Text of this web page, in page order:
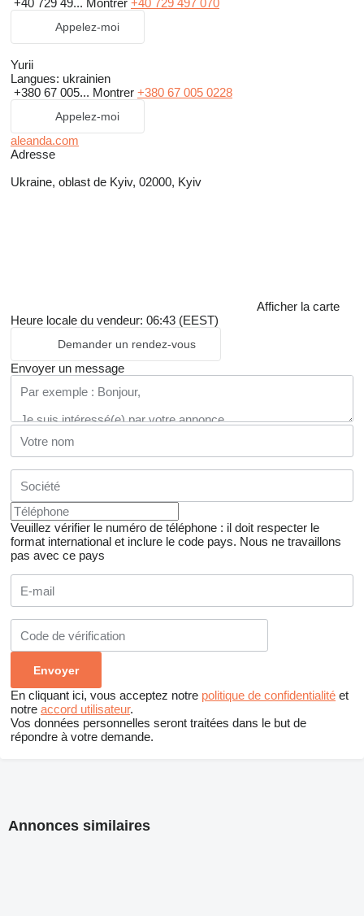
+40 729 49... Montrer +40 729 497 070
Appelez-moi
Yurii
Langues: ukrainien
+380 67 005... Montrer +380 67 005 0228
Appelez-moi
aleanda.com
Adresse
Ukraine, oblast de Kyiv, 02000, Kyiv
Afficher la carte
Heure locale du vendeur: 06:43 (EEST)
Demander un rendez-vous
Envoyer un message
Veuillez vérifier le numéro de téléphone : il doit respecter le
format international et inclure le code pays. Nous ne travaillons
pas avec ce pays
En cliquant ici, vous acceptez notre politique de confidentialité et
notre accord utilisateur.
Vos données personnelles seront traitées dans le but de
répondre à votre demande.
Annonces similaires